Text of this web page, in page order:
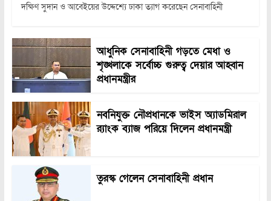
দক্ষিণ সুদান ও আবেইয়ের উদ্দেশ্যে ঢাকা ত্যাগ করেছেন সেনাবাহিনী
আধুনিক সেনাবাহিনী গড়তে মেধা ও
শৃঙ্খলাকে সর্বোচ্চ গুরুত্ব দেয়ার আহ্বান
প্রধানমন্ত্রীর
নবনিযুক্ত নৌপ্রধানকে ভাইস অ্যাডমিরাল
র‍্যাংক ব্যাজ পরিয়ে দিলেন প্রধানমন্ত্রী
তুরস্ক গেলেন সেনাবাহিনী প্রধান